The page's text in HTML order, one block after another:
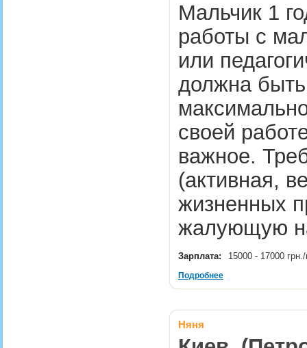
Мальчик 1
работы с
или
должна
своей
важное.
(активная,
жизненных
жалующую
Зарплата: 15000 - 17000
Подробнее
Няня